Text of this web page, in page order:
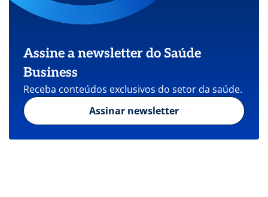
Assine a newsletter do Saúde
Business
Receba conteúdos exclusivos do setor da saúde.
Assinar newsletter